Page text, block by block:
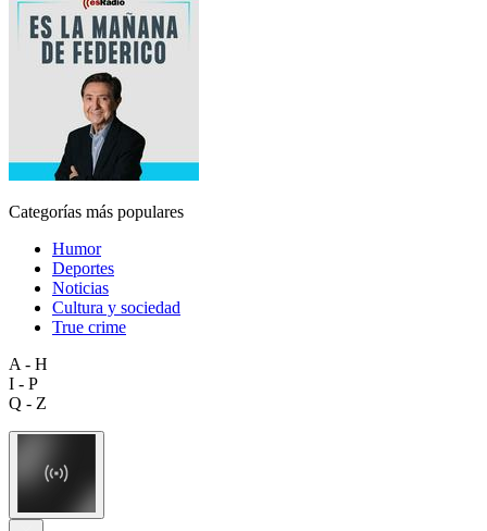
Categorías más populares
Humor
Deportes
Noticias
Cultura y sociedad
True crime
A - H
I - P
Q - Z